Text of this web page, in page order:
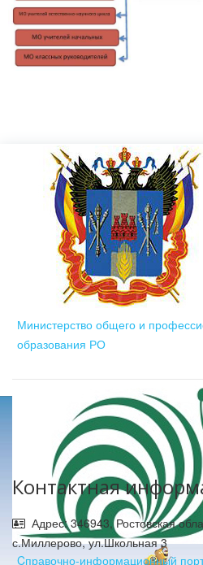
Министерство общего и
образования РО
Cправочно-информационный
Контактная
Адрес: 346943, Ростовская
с.Миллерово, ул.Школьная 3